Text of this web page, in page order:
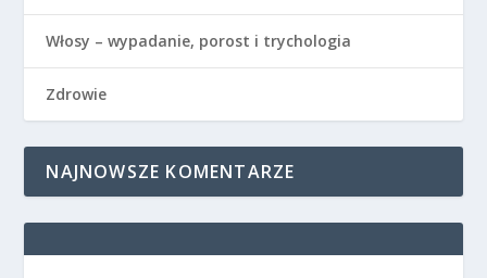
Włosy – wypadanie, porost i trychologia
Zdrowie
NAJNOWSZE KOMENTARZE